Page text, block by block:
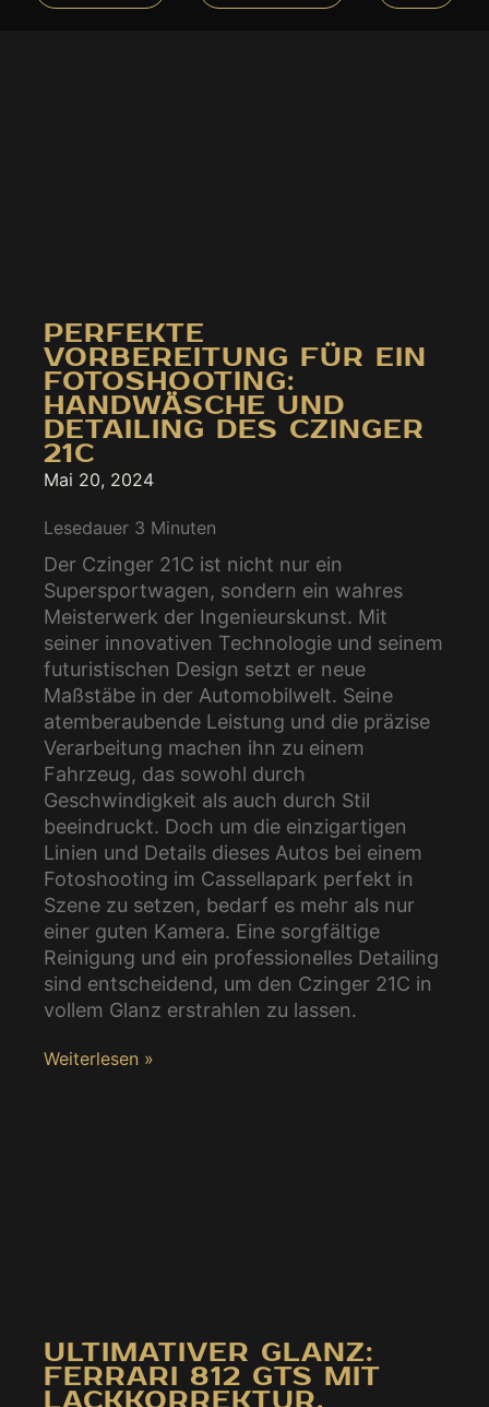
PERFEKTE
VORBEREITUNG FÜR EIN
FOTOSHOOTING:
HANDWÄSCHE UND
DETAILING DES CZINGER
21C
Mai 20, 2024
Lesedauer 3 Minuten
Der Czinger 21C ist nicht nur ein
Supersportwagen, sondern ein wahres
Meisterwerk der Ingenieurskunst. Mit
seiner innovativen Technologie und seinem
futuristischen Design setzt er neue
Maßstäbe in der Automobilwelt. Seine
atemberaubende Leistung und die präzise
Verarbeitung machen ihn zu einem
Fahrzeug, das sowohl durch
Geschwindigkeit als auch durch Stil
beeindruckt. Doch um die einzigartigen
Linien und Details dieses Autos bei einem
Fotoshooting im Cassellapark perfekt in
Szene zu setzen, bedarf es mehr als nur
einer guten Kamera. Eine sorgfältige
Reinigung und ein professionelles Detailing
sind entscheidend, um den Czinger 21C in
vollem Glanz erstrahlen zu lassen.
Weiterlesen »
ULTIMATIVER GLANZ:
FERRARI 812 GTS MIT
LACKKORREKTUR,